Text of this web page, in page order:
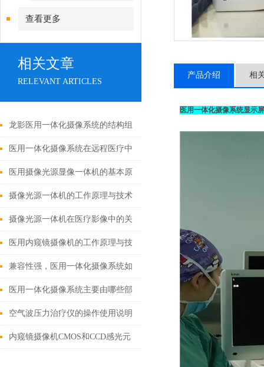
查看更多
相关文章
RELEVANT ARTICLES
龙影医用一体化摄像系统的结构组
成与功能优势
医用一体化摄像系统在远程医疗中
的应用
医用摄像光源显像一体机的基本原
理与构成
摄像光源一体机的工作原理与技术
解析
摄像光源一体机在医疗影像中的关
键作用
医用内窥镜摄像机的工作原理与技
术创新
兼容性强，医用一体化摄像系统如
何改变现有医疗设备格局？
医用一体化摄像系统主要由哪些部
分组成？
空气波压力治疗仪的操作使用说明
内窥镜摄像机CMOS和CCD感光元
产品介绍 相
医用一体化摄像系统显示